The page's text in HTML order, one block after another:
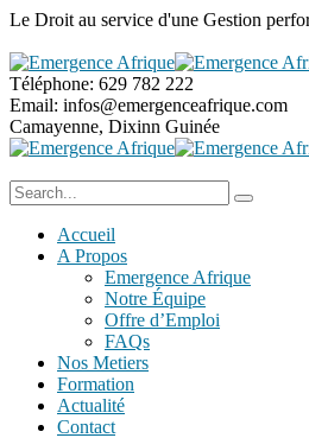
Le Droit au service d'une Gestion
Téléphone: 629 782 222
Email: infos@emergenceafrique.com
Camayenne, Dixinn Guinée
Accueil
A Propos
Emergence Afrique
Notre Équipe
Offre d’Emploi
FAQs
Nos Metiers
Formation
Actualité
Contact